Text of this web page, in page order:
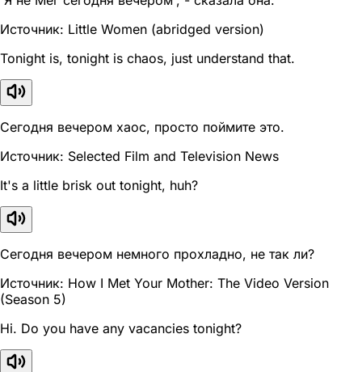
Источник: Little Women (abridged version)
Tonight is, tonight is chaos, just understand that.
Сегодня вечером хаос, просто поймите это.
Источник: Selected Film and Television News
It's a little brisk out tonight, huh?
Сегодня вечером немного прохладно, не так ли?
Источник: How I Met Your Mother: The Video Version
(Season 5)
Hi. Do you have any vacancies tonight?